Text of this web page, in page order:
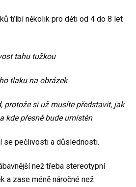
tříbí několik pro děti od 4 do 8 let
tahu tužkou
na obrázek
si už musíte představit, jak
kde přesně bude umístěn
se pečlivosti a důslednosti.
než třeba stereotypní
a zase méně náročné než